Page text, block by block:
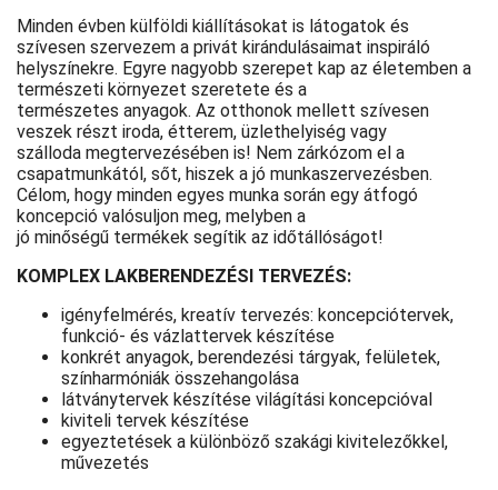
Minden évben külföldi kiállításokat is látogatok és
szívesen szervezem a privát kirándulásaimat inspiráló
helyszínekre. Egyre nagyobb szerepet kap az életemben a
természeti környezet szeretete és a
természetes anyagok. Az otthonok mellett szívesen
veszek részt iroda, étterem, üzlethelyiség vagy
szálloda megtervezésében is! Nem zárkózom el a
csapatmunkától, sőt, hiszek a jó munkaszervezésben.
Célom, hogy minden egyes munka során egy átfogó
koncepció valósuljon meg, melyben a
jó minőségű termékek segítik az időtállóságot!
KOMPLEX LAKBERENDEZÉSI TERVEZÉS:
igényfelmérés, kreatív tervezés: koncepciótervek,
funkció- és vázlattervek készítése
konkrét anyagok, berendezési tárgyak, felületek,
színharmóniák összehangolása
látványtervek készítése világítási koncepcióval
kiviteli tervek készítése
egyeztetések a különböző szakági kivitelezőkkel,
művezetés